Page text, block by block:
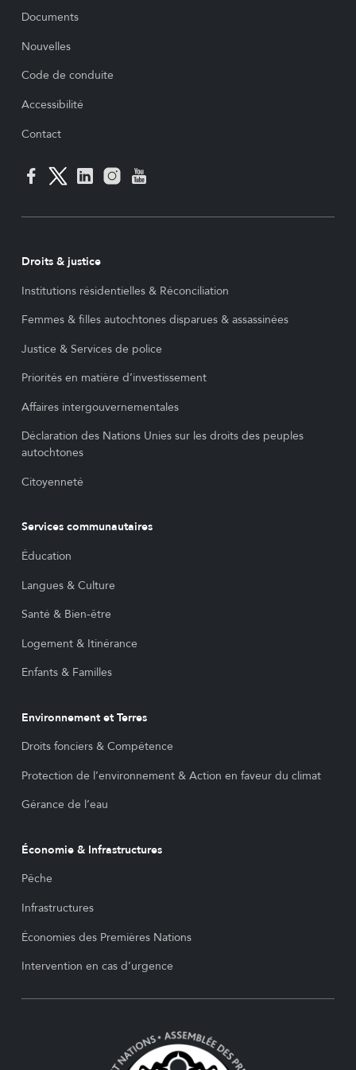
Documents
Nouvelles
Code de conduite
Accessibilité
Contact
Droits & justice
Institutions résidentielles & Réconciliation
Femmes & filles autochtones disparues & assassinées
Justice & Services de police
Priorités en matière d’investissement
Affaires intergouvernementales
Déclaration des Nations Unies sur les droits des peuples
autochtones
Citoyenneté
Services communautaires
Éducation
Langues & Culture
Santé & Bien-être
Logement & Itinérance
Enfants & Familles
Environnement et Terres
Droits fonciers & Compétence
Protection de l’environnement & Action en faveur du climat
Gérance de l’eau
Économie & Infrastructures
Pêche
Infrastructures
Économies des Premières Nations
Intervention en cas d’urgence